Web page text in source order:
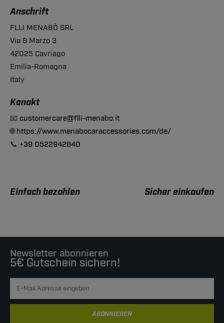
Anschrift
FLLI MENABÒ SRL
Via 8 Marzo 3
42025 Cavriago
Emilia-Romagna
Italy
Konakt
📧 customercare@flli-menabo.it
🌐https://www.menabocaraccessories.com/de/
📞 +39 0522942840
Einfach bezahlen Sicher einkaufen
Newsletter abonnieren
5€ Gutschein sichern!
ABONNIEREN